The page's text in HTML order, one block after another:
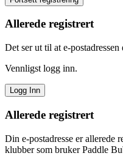
Allerede registrert
Det ser ut til at e-
Vennligst logg inn.
Allerede registrert
Din e-postadresse er allerede
klubber som bruker Paddle